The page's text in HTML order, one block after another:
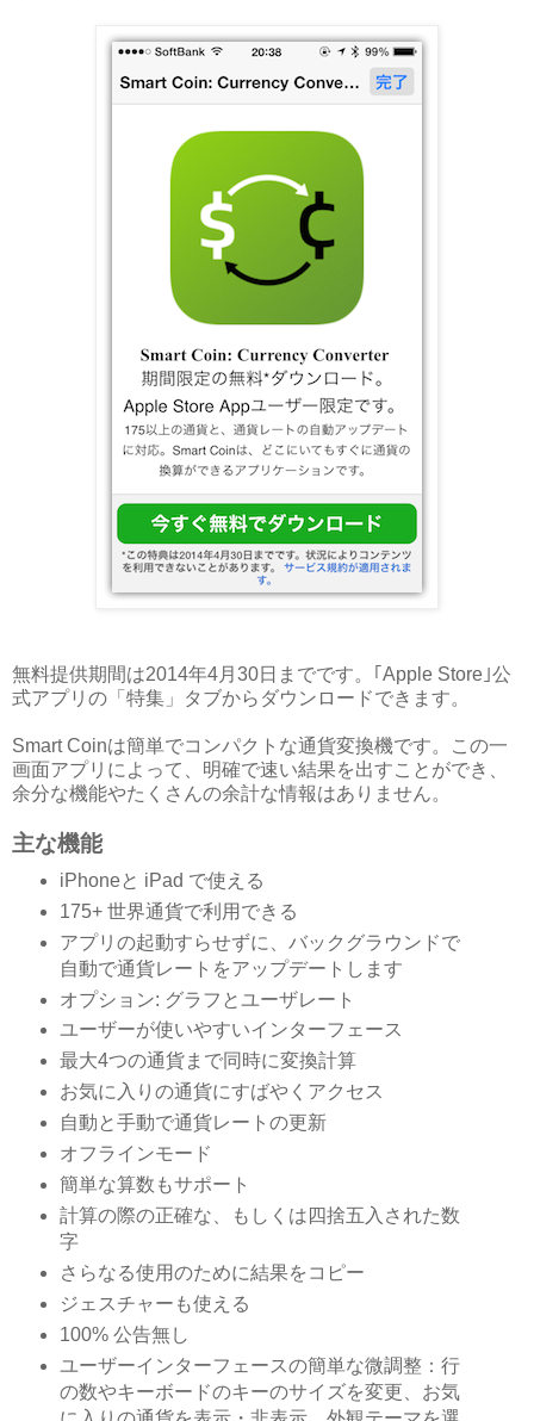
無料提供期間は2014年4月30日までです。｢Apple Store｣公
式アプリの「特集」タブからダウンロードできます。
Smart Coinは簡単でコンパクトな通貨変換機です。この一
画面アプリによって、明確で速い結果を出すことができ、
余分な機能やたくさんの余計な情報はありません。
主な機能
iPhoneと iPad で使える
175+ 世界通貨で利用できる
アプリの起動すらせずに、バックグラウンドで
自動で通貨レートをアップデートします
オプション: グラフとユーザレート
ユーザーが使いやすいインターフェース
最大4つの通貨まで同時に変換計算
お気に入りの通貨にすばやくアクセス
自動と手動で通貨レートの更新
オフラインモード
簡単な算数もサポート
計算の際の正確な、もしくは四捨五入された数
字
さらなる使用のために結果をコピー
ジェスチャーも使える
100% 公告無し
ユーザーインターフェースの簡単な微調整：行
の数やキーボードのキーのサイズを変更、お気